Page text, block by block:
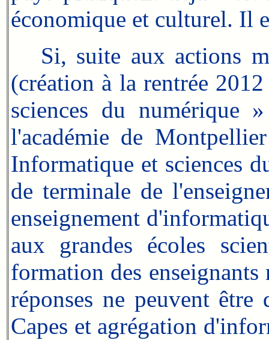
économique et culturel. Il
Si, suite aux actions
(création à la rentrée
sciences du numérique
l'académie de
Informatique et sciences
de terminale de
enseignement
aux grandes écoles
formation des
réponses ne peuvent
Capes et agrégation